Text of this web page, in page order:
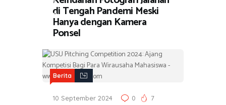
a
di Tengah Pandemi Meski
Hanya dengan Kamera
Ponsel
Berita
10 September 2024 0 7